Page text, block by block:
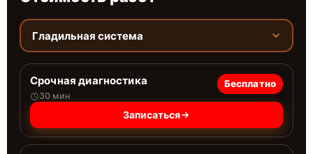
Гладильная система
Срочная диагностика
30 мин
Бесплатно
Записаться